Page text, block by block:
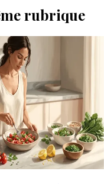
rubrique